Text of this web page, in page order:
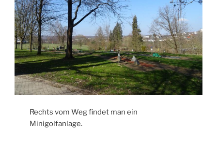
Rechts vom Weg findet man ein
Minigolfanlage.